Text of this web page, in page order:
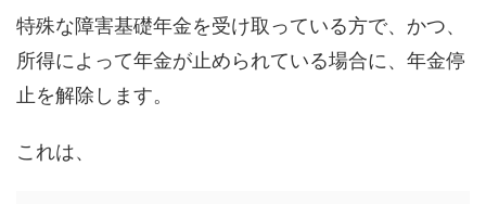
特殊な障害基礎年金を受け取っている方で、かつ、
所得によって年金が止められている場合に、年金停
止を解除します。
これは、